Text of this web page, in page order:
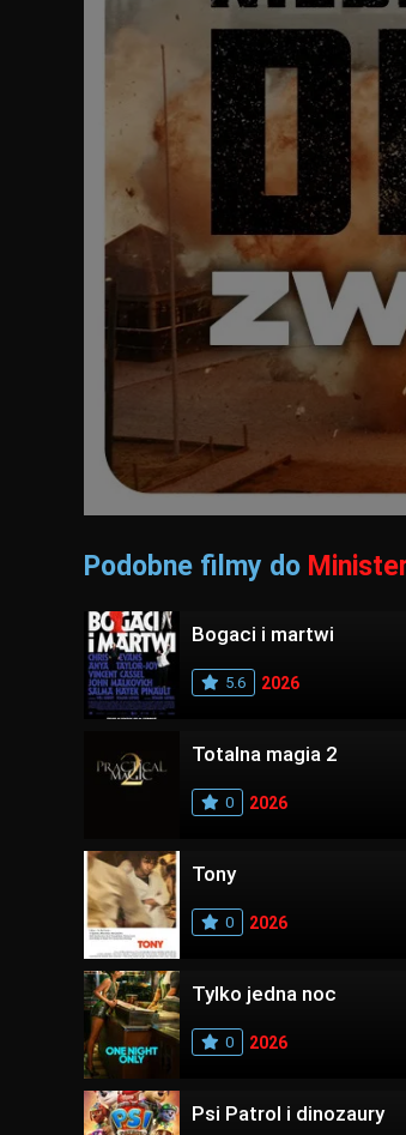
Podobne filmy do
Bogaci i martwi
5.6 2026
Totalna magia 2
0 2026
Tony
0 2026
Tylko jedna noc
0 2026
Psi Patrol i dinozaury